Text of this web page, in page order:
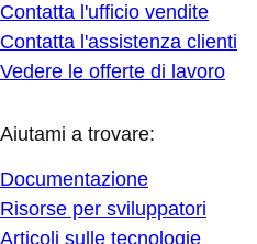
Contatta l'ufficio vendite
Contatta l'assistenza clienti
Vedere le offerte di lavoro
Aiutami a trovare:
Documentazione
Risorse per sviluppatori
Articoli sulle tecnologie